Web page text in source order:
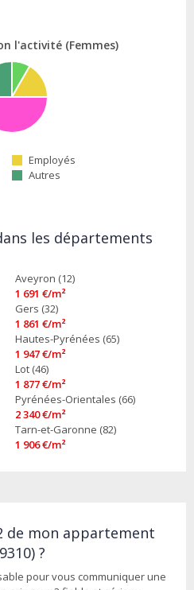
l'activité (Femmes)
Employés
Autres
les départements
Aveyron (12)
1 691 €/m²
Gers (32)
1 861 €/m²
Hautes-Pyrénées (65)
1 947 €/m²
Lot (46)
1 877 €/m²
Pyrénées-Orientales (66)
2 340 €/m²
Tarn-et-Garonne (82)
1 906 €/m²
de mon appartement
?
pour vous communiquer une